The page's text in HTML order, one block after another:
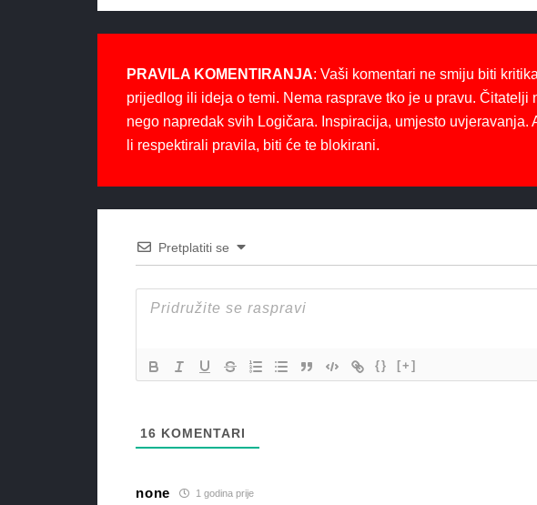
PRAVILA KOMENTIRANJA: Vaši komentari ne smiju biti
prijedlog ili ideja o temi. Nema rasprave tko je u pravu.
nego napredak svih Logičara. Inspiracija, umjesto
li respektirali pravila, biti će te blokirani.
Pretplatiti se
{} [+]
16 KOMENTARI
none 1 godina prije